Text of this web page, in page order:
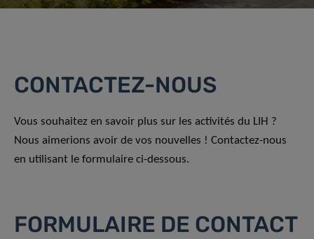
CONTACTEZ-NOUS
Vous souhaitez en savoir plus sur les activités du LIH ?
Nous aimerions avoir de vos nouvelles ! Contactez-nous
en utilisant le formulaire ci-dessous.
FORMULAIRE DE CONTACT